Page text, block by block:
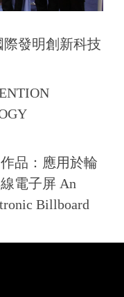
際發明創新科技
作品：應用於輪
電子屏 An
Billboard